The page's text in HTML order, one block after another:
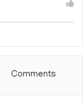
Comments